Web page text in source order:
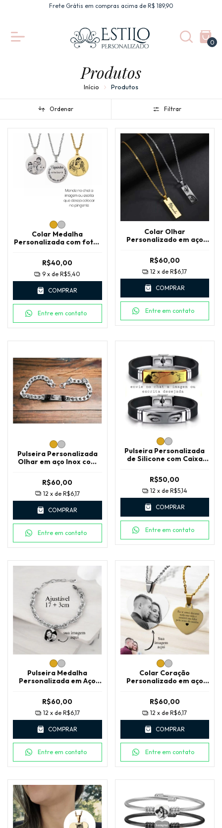
Frete Grátis em compras acima de R$ 189,90
0
Produtos
Início Produtos
Ordenar Filtrar
Colar Medalha
Personalizada com fotos
aço Inox
R$40,00
9 x deR$5,40
COMPRAR
Entre em contato
Colar Olhar
Personalizado em aço
R$60,00
12 x deR$6,17
COMPRAR
Entre em contato
Pulseira Personalizada
Olhar em aço Inox com
R$60,00
12 x de R$6,17
COMPRAR
Entre em contato
Pulseira Personalizada
de Silicone com Caixa
R$50,00
12 x de R$5,14
COMPRAR
Entre em contato
Pulseira Medalha
Personalizada em Aço
LUXO
R$60,00
12 x de R$6,17
COMPRAR
Entre em contato
Colar Coração
Personalizado em aço
R$60,00
12 x deR$6,17
COMPRAR
Entre em contato